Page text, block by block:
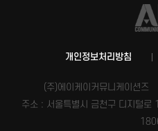
개인정보처리방침
(주)에이케이커뮤니케이션즈
주소 : 서울특별시 금천구 디지털